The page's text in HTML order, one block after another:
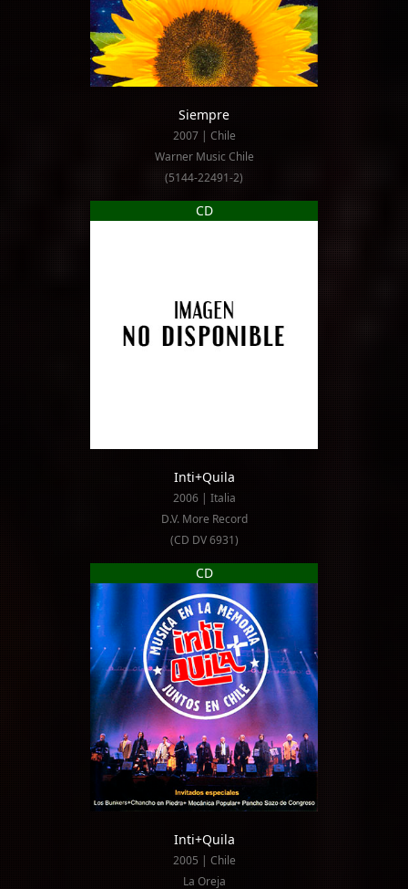
Siempre
2007 | Chile
Warner Music Chile
(5144-22491-2)
CD
Inti+Quila
2006 | Italia
D.V. More Record
(CD DV 6931)
CD
Inti+Quila
2005 | Chile
La Oreja